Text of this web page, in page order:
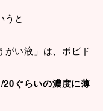
うと
い液」は、ポビド
20ぐらいの濃度に薄